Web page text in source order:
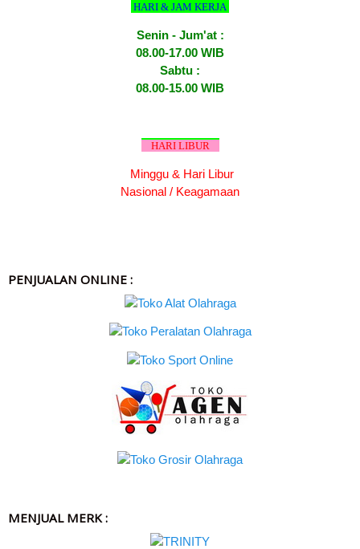
HARI & JAM KERJA
Senin - Jum'at :
08.00-17.00 WIB
Sabtu :
08.00-15.00 WIB
HARI LIBUR
Minggu & Hari Libur
Nasional / Keagamaan
PENJUALAN ONLINE :
MENJUAL MERK :